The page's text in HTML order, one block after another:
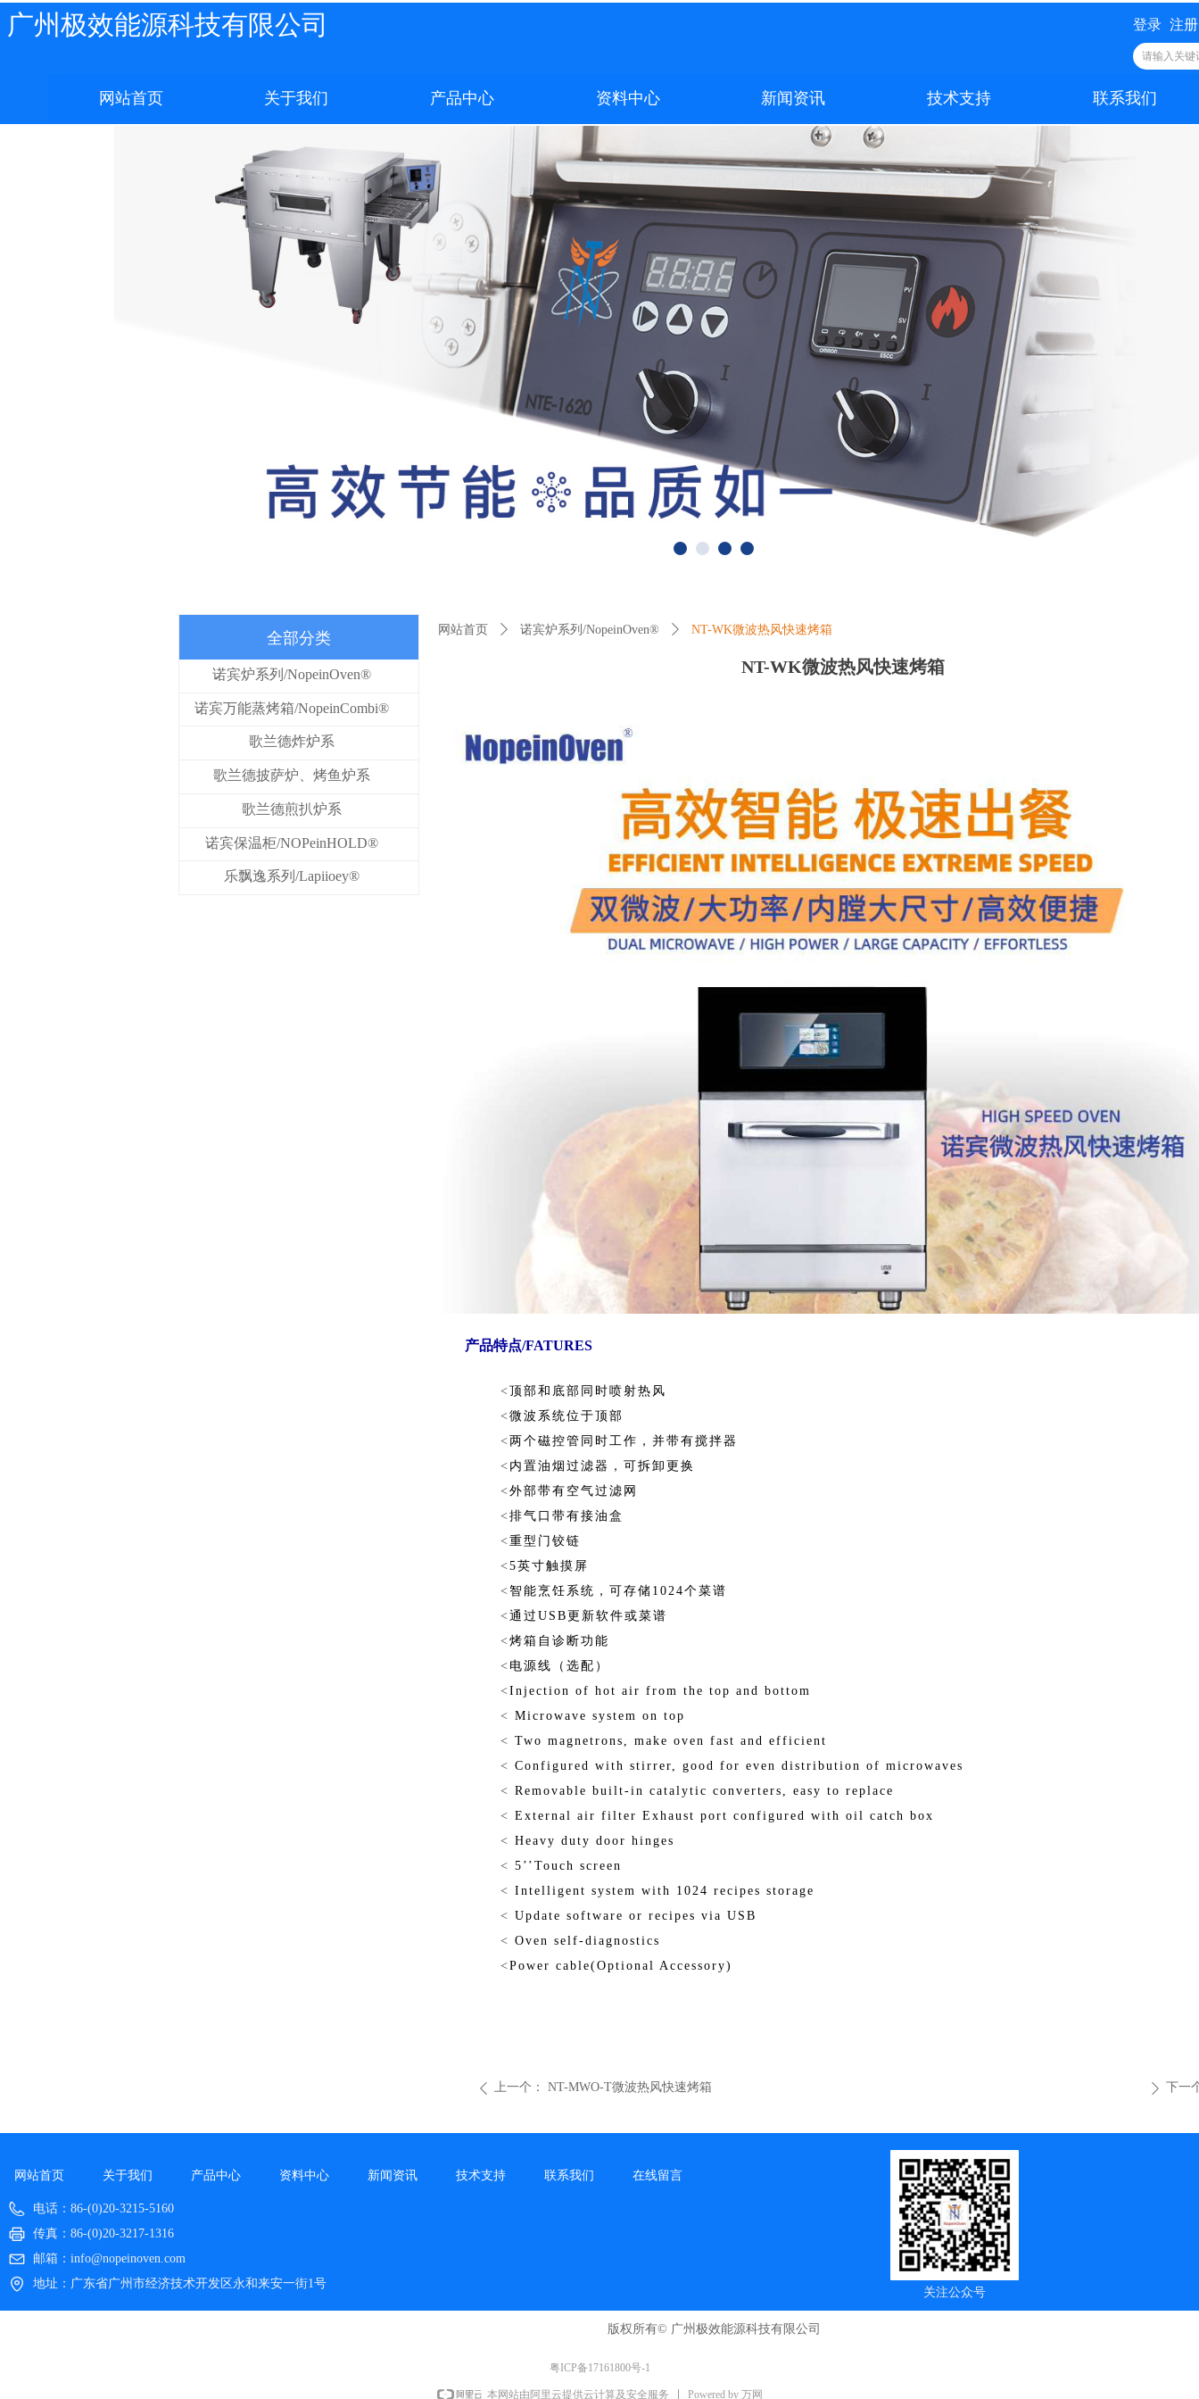
网站首页 关于我们
关于我们
产品中心 资料中心
资料中心
新闻资讯
新闻资讯
技术支持 联系我们
广州极效能源科技有限公司 登录 注册
网站首页 ꄲ 诺宾炉系列/NopeinOven® ꄲ NT-WK微波热风快速烤箱
NT-WK微波热风快速烤箱
ꄴ 上一个： NT-MWO-T微波热风快速烤箱 ꄲ 下一
产品特点/FATURES
<顶部和底部同时喷射热风
<微波系统位于顶部
< 两个磁控管同时工作，并带有搅拌器
< 内置油烟过滤器，可拆卸更换
<外部带有空气过滤网
<排气口带有接油盒
<重型门铰链
<5英寸触摸屏
<智能烹饪系统，可存储1024个菜谱
<通过USB更新软件或菜谱
<烤箱自诊断功能
< 电源线（选配）
<Injection of hot air from the top and bottom
< Microwave system on top
< Two magnetrons, make oven fast and efficient
< Configured with stirrer, good for even distribution of microwaves
< Removable built-in catalytic converters, easy to replace
< External air filter Exhaust port configured with oil catch box
< Heavy duty door hinges
< 5’’Touch screen
< Intelligent system with 1024 recipes storage
< Update software or recipes via USB
< Oven self-diagnostics
<Power cable(Optional Accessory)
全部分类
诺宾炉系列/NopeinOven®
诺宾万能蒸烤箱/NopeinCombi®
歌兰德炸炉系
列/GRANDFRYER®
歌兰德披萨炉、烤鱼炉系
列/GRANDOVEN®
歌兰德煎扒炉系
列/GRANDGRILL®
诺宾保温柜/NOPeinHOLD®
乐飘逸系列/Lapiioey®
网站首页 关于我们 产品中心 资料中心 新闻资讯 技术支持 联系我们 在线留言
电话： 86-(0)20-3215-5160
传真： 86-(0)20-3217-1316
邮箱： info@nopeinoven.com
地址： 广东省广州市经济技术开发区永和来安一街1号
关注公众号
版权所有© 广州极效能源科技有限公司
粤ICP备17161800号-1
本网站由阿里云提供云计算及安全服务 Powered by 万网